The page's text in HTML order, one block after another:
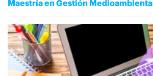
Maestría en Gestión Medioambiental